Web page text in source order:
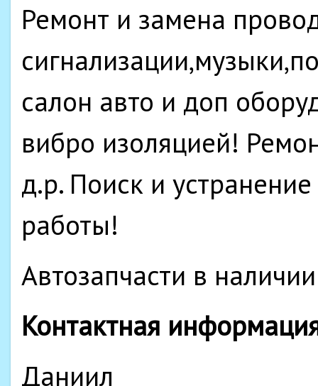
Ремонт и замена
салон авто и доп
вибро изоляцией!
д.р. Поиск и
работы!
Автозапчасти в
Контактная
Даниил